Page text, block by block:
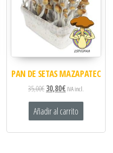
PAN DE SETAS MAZAPATEC
35,00€30,80€ IVA incl.
Añadir al carrito